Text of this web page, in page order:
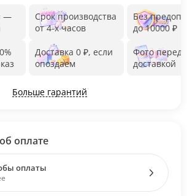
—
Срок производства
от 4-х часов
Доставка 0 ₽, если
опоздаем
Без
до 10000 ₽
Фото перед
доставкой
Больше гарантий
оплате
оплаты